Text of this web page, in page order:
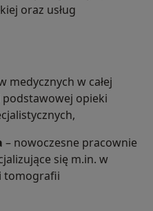
oraz usług
medycznych w całej
podstawowej opieki
– nowoczesne pracownie
się m.in. w
tomografii